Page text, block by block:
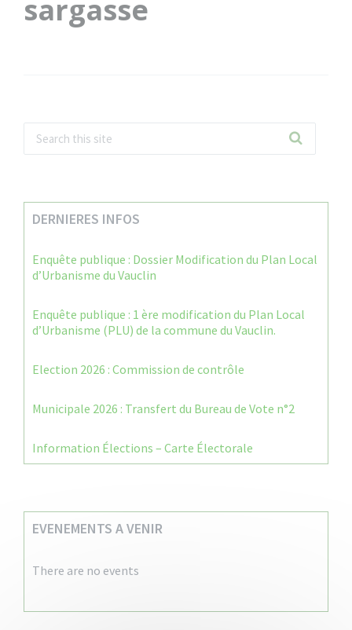
sargasse
DERNIERES INFOS
Enquête publique : Dossier Modification du Plan Local
d’Urbanisme du Vauclin
Enquête publique : 1 ère modification du Plan Local
d’Urbanisme (PLU) de la commune du Vauclin.
Election 2026 : Commission de contrôle
Municipale 2026 : Transfert du Bureau de Vote n°2
Information Élections – Carte Électorale
EVENEMENTS A VENIR
There are no events